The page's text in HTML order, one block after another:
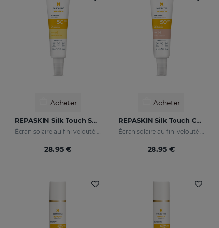
Acheter
REPASKIN Silk Touch SPF50
28.95 €
Acheter
REPASKIN Silk Touch Color SPF50
28.95 €